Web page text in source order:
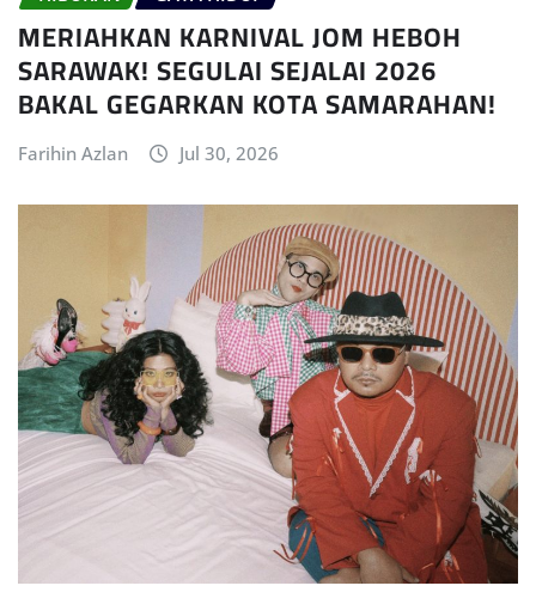
MERIAHKAN KARNIVAL JOM HEBOH
SARAWAK! SEGULAI SEJALAI 2026
BAKAL GEGARKAN KOTA SAMARAHAN!
Farihin Azlan Jul 30, 2026